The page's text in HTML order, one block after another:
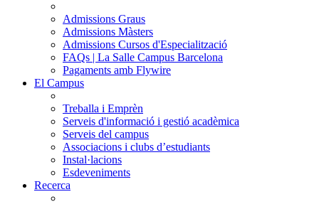
Admissions Graus
Admissions Màsters
Admissions Cursos d'Especialització
FAQs | La Salle Campus Barcelona
Pagaments amb Flywire
El Campus
Treballa i Emprèn
Serveis d'informació i gestió acadèmica
Serveis del campus
Associacions i clubs d’estudiants
Instal·lacions
Esdeveniments
Recerca